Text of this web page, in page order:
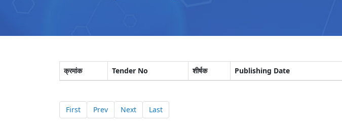
क्रमांक Tender No शीर्षक Publishing Date
First Prev Next Last